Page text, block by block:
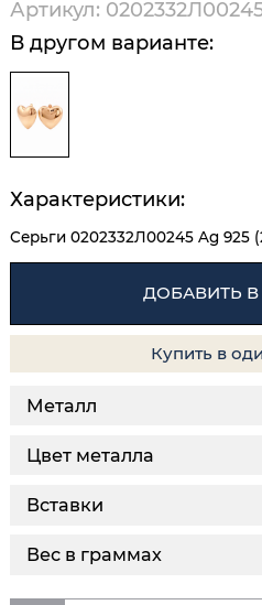
Артикул:
В другом варианте:
Характеристики:
Серьги 0202332Л00245 Ag 925
ДОБАВИТЬ
Купить в
Металл
Цвет металла
Вставки
Вес в граммах